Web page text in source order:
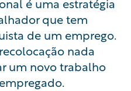
que tem
de um emprego.
nada
um novo trabalho